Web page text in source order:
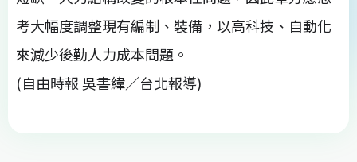
考大幅度調整現有編制、裝備，以高科技、自動化
來減少後勤人力成本問題。
(自由時報 吳書緯／台北報導)